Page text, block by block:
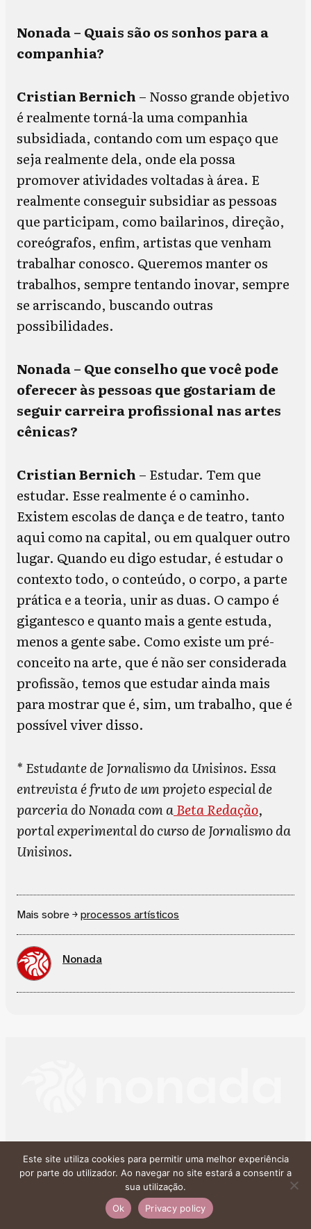
Nonada – Quais são os sonhos para a
companhia?
Cristian Bernich – Nosso grande objetivo
é realmente torná-la uma companhia
subsidiada, contando com um espaço que
seja realmente dela, onde ela possa
promover atividades voltadas à área. E
realmente conseguir subsidiar as pessoas
que participam, como bailarinos, direção,
coreógrafos, enfim, artistas que venham
trabalhar conosco. Queremos manter os
trabalhos, sempre tentando inovar, sempre
se arriscando, buscando outras
possibilidades.
Nonada – Que conselho que você pode
oferecer às pessoas que gostariam de
seguir carreira profissional nas artes
cênicas?
Cristian Bernich – Estudar. Tem que
estudar. Esse realmente é o caminho.
Existem escolas de dança e de teatro, tanto
aqui como na capital, ou em qualquer outro
lugar. Quando eu digo estudar, é estudar o
contexto todo, o conteúdo, o corpo, a parte
prática e a teoria, unir as duas. O campo é
gigantesco e quanto mais a gente estuda,
menos a gente sabe. Como existe um pré-
conceito na arte, que é não ser considerada
profissão, temos que estudar ainda mais
para mostrar que é, sim, um trabalho, que é
possível viver disso.
* Estudante de Jornalismo da Unisinos. Essa
entrevista é fruto de um projeto especial de
parceria do Nonada com aBeta Redação,
portal experimental do curso de Jornalismo da
Unisinos.
Mais sobre ￫processos artísticos
Nonada
organização sem fins lucrativos que
articula
cultura, jornalismo e educação
pilares para a transformação social.
Este site utiliza cookies para permitir uma melhor experiência
por parte do utilizador. Ao navegar no site estará a consentir a
sua utilização.
Ok
Privacy policy